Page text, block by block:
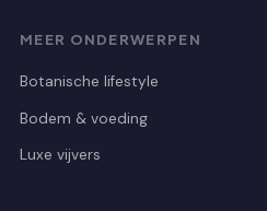
MEER ONDERWERPEN
Botanische lifestyle
Bodem & voeding
Luxe vijvers